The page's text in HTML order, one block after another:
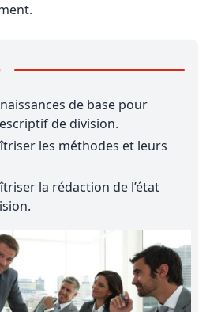
de base pour
de division.
les méthodes et leurs
la rédaction de l’état